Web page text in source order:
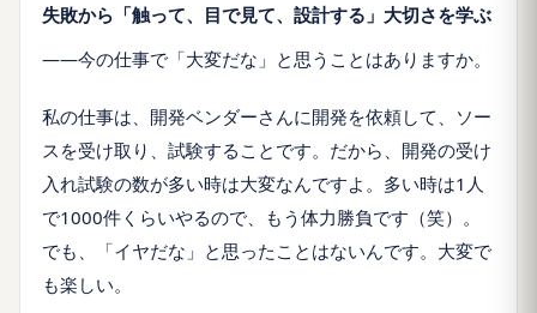
失敗から「触って、目で見て、設計する」大切さを学ぶ
――今の仕事で「大変だな」と思うことはありますか。
私の仕事は、開発ベンダーさんに開発を依頼して、ソー
スを受け取り、試験することです。だから、開発の受け
入れ試験の数が多い時は大変なんですよ。多い時は1人
で1000件くらいやるので、もう体力勝負です（笑）。
でも、「イヤだな」と思ったことはないんです。大変で
も楽しい。